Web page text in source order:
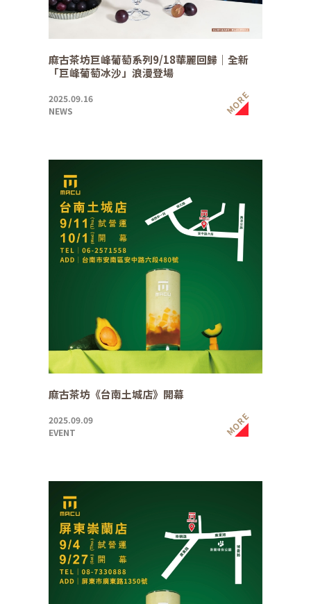
麻古茶坊巨峰葡萄系列9/18華麗回歸｜全新
「巨峰葡萄冰沙」浪漫登場
2025.09.16
NEWS
MORE
麻古茶坊《台南土城店》開幕
2025.09.09
EVENT
MORE